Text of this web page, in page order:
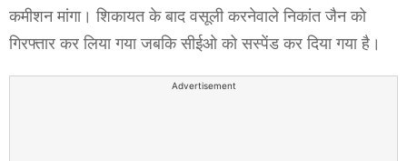
कमीशन मांगा। शिकायत के बाद वसूली करनेवाले निकांत जैन को
गिरफ्तार कर लिया गया जबकि सीईओ को सस्पेंड कर दिया गया है।
Advertisement